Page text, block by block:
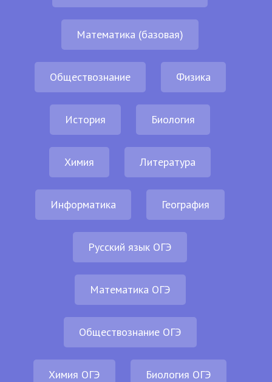
Математика (базовая)
Обществознание Физика
История Биология
Химия Литература
Информатика География
Русский язык ОГЭ
Математика ОГЭ
Обществознание ОГЭ
Химия ОГЭ Биология ОГЭ